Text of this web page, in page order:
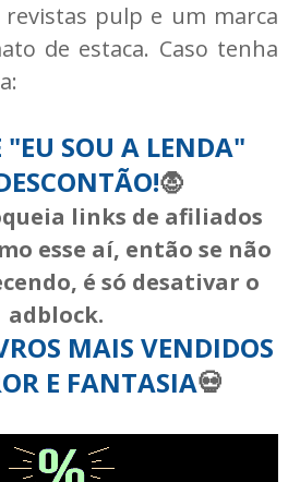
pulp e um marca
de estaca. Caso tenha
"EU SOU A LENDA"
🧛
links de afiliados
esse aí, então se não
é só desativar o
adblock.
MAIS VENDIDOS
E FANTASIA💀